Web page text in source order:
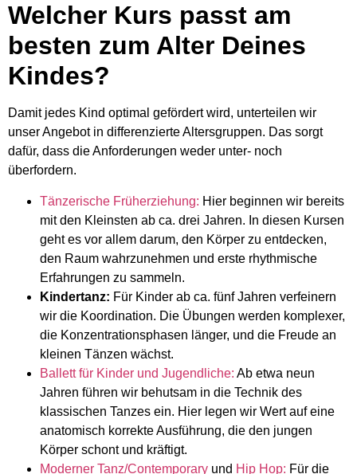
Welcher Kurs passt am
besten zum Alter Deines
Kindes?
Damit jedes Kind optimal gefördert wird, unterteilen wir
unser Angebot in differenzierte Altersgruppen. Das sorgt
dafür, dass die Anforderungen weder unter- noch
überfordern.
Tänzerische Früherziehung: Hier beginnen wir bereits
mit den Kleinsten ab ca. drei Jahren. In diesen Kursen
geht es vor allem darum, den Körper zu entdecken,
den Raum wahrzunehmen und erste rhythmische
Erfahrungen zu sammeln.
Kindertanz: Für Kinder ab ca. fünf Jahren verfeinern
wir die Koordination. Die Übungen werden komplexer,
die Konzentrationsphasen länger, und die Freude an
kleinen Tänzen wächst.
Ballett für Kinder und Jugendliche: Ab etwa neun
Jahren führen wir behutsam in die Technik des
klassischen Tanzes ein. Hier legen wir Wert auf eine
anatomisch korrekte Ausführung, die den jungen
Körper schont und kräftigt.
Moderner Tanz/Contemporary und Hip Hop: Für die